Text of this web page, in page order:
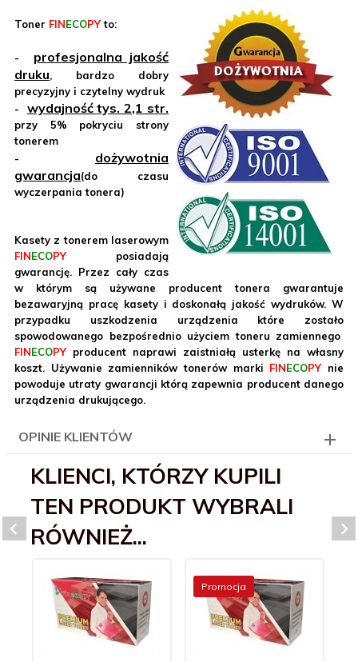
Toner FINECOPYto:
- profesjonalna jakość
druku, bardzo dobry
precyzyjny i czytelny wydruk
- wydajnośćtys. 2,1 str.
przy 5% pokryciu strony
tonerem
- dożywotnia
gwarancja(do czasu
wyczerpania tonera)
Kasety z tonerem laserowym
FINECOPY posiadają
gwarancję. Przez cały czas
w którym są używane producent tonera gwarantuje
bezawaryjną pracę kasety i doskonałą jakość wydruków. W
przypadku uszkodzenia urządzenia które zostało
spowodowanego bezpośrednio użyciem toneru zamiennego
FINECOPYproducent naprawi zaistniałą usterkę na własny
koszt. Używanie zamienników tonerów marki FINECOPYnie
powoduje utraty gwarancji którą zapewnia producent danego
urządzenia drukującego.
OPINIE KLIENTÓW
KLIENCI, KTÓRZY KUPILI
TEN PRODUKT WYBRALI
RÓWNIEŻ...
Promocja